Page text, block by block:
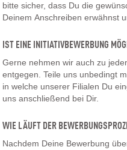
bitte sicher, dass Du die
Deinem Anschreiben erwähnst
IST EINE INITIATIVBEWERBUNG
Gerne nehmen wir auch zu
entgegen. Teile uns unbedingt
in welche unserer Filialen Du
uns anschließend bei Dir.
WIE LÄUFT DER
Nachdem Deine Bewerbung